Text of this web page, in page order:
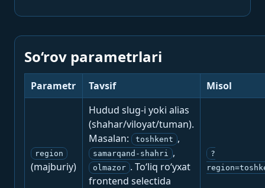
So‘rov parametrlari
Parametr Tavsif Misol
region
(majburiy)
Hudud slug-i yoki alias
(shahar/viloyat/tuman).
Masalan:
toshkent ,
samarqand-shahri ,
olmazor . To‘liq ro‘yxat
frontend selectida
?